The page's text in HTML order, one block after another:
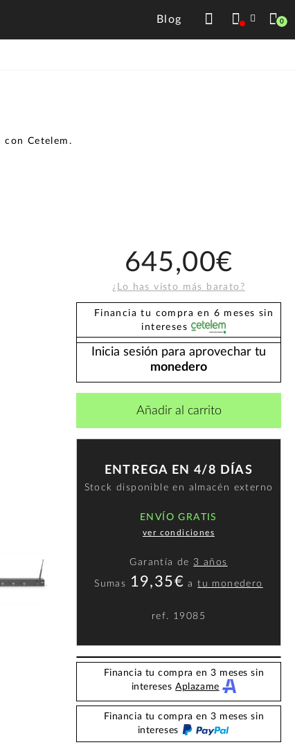
Blog 0
con Cetelem.
645,00€
¿Lo has visto más barato?
Financia tu compra en 6 meses sin
intereses
Inicia sesión para aprovechar tu
monedero
Añadir al carrito
ENTREGA EN 4/8 DÍAS
Stock disponible en almacén externo
ENVÍO GRATIS
ver condiciones
Garantía de 3 años
Sumas 19,35€ atu monedero
ref. 19085
Financia tu compra en 3 meses sin
interesesAplazame
Financia tu compra en 3 meses sin
intereses